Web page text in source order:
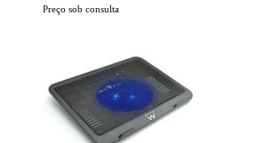
Preço sob consulta